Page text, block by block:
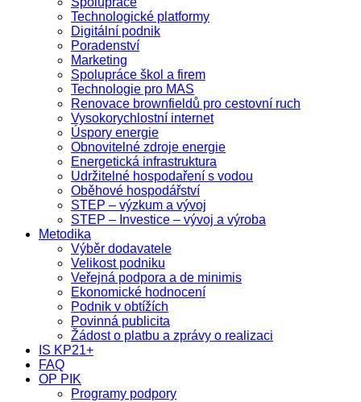
Technologické platformy
Digitální podnik
Poradenství
Marketing
Spolupráce škol a firem
Technologie pro MAS
Renovace brownfieldů pro cestovní ruch
Vysokorychlostní internet
Úspory energie
Obnovitelné zdroje energie
Energetická infrastruktura
Udržitelné hospodaření s vodou
Oběhové hospodářství
STEP – výzkum a vývoj
STEP – Investice – vývoj a výroba
Metodika
Výběr dodavatele
Velikost podniku
Veřejná podpora a de minimis
Ekonomické hodnocení
Podnik v obtížích
Povinná publicita
Žádost o platbu a zprávy o realizaci
IS KP21+
FAQ
OP PIK
Programy podpory